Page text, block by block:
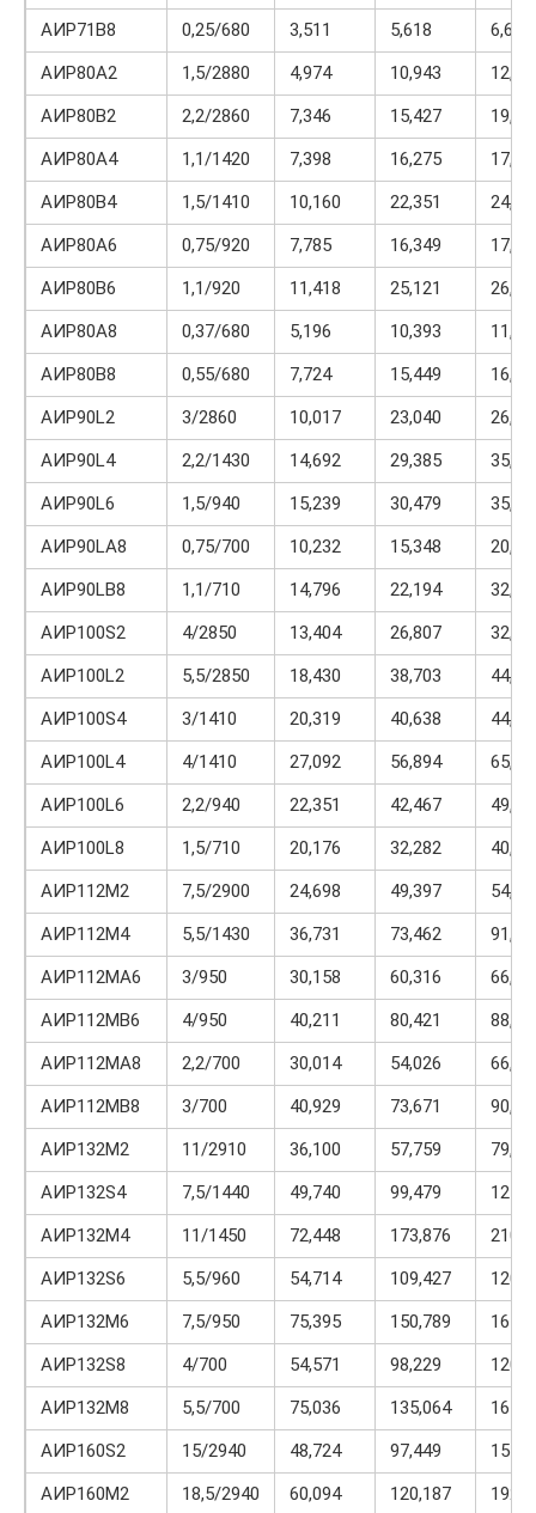
АИР71В8
0,25/680 3,511 5,618
6,671
АИР80А2
1,5/2880 4,974 10,943
АИР80В2
2,2/2860 7,346 15,427
АИР80А4
1,1/1420 7,398 16,275
АИР80В4
1,5/1410 10,160 22,351
АИР80А6
0,75/920 7,785 16,349
АИР80В6
1,1/920 11,418 25,121
АИР80А8
0,37/680 5,196 10,393
АИР80В8
0,55/680 7,724 15,449
АИР90L2
3/2860 10,017 23,040
АИР90L4
2,2/1430 14,692 29,385
АИР90L6
1,5/940 15,239 30,479
АИР90LА8
0,75/700 10,232 15,348
АИР90LВ8
1,1/710 14,796 22,194
АИР100S2
4/2850 13,404 26,807
АИР100L2
5,5/2850 18,430 38,703
АИР100S4
3/1410 20,319 40,638
АИР100L4
4/1410 27,092 56,894
АИР100L6
2,2/940 22,351 42,467
АИР100L8
1,5/710 20,176 32,282
АИР112М2
7,5/2900 24,698 49,397
АИР112М4
5,5/1430 36,731 73,462
АИР112МА6
3/950 30,158 60,316
АИР112МВ6
4/950 40,211 80,421
АИР112МА8
2,2/700 30,014 54,026
АИР112МВ8
3/700 40,929 73,671
АИР132М2
11/2910 36,100 57,759
АИР132S4
7,5/1440 49,740 99,479
АИР132М4
11/1450 72,448 173,876
АИР132S6
5,5/960 54,714 109,427
АИР132М6
7,5/950 75,395 150,789
АИР132S8
4/700 54,571 98,229
АИР132М8
5,5/700 75,036 135,064
АИР160S2
15/2940 48,724 97,449
АИР160М2
18,5/2940 60,094 120,187